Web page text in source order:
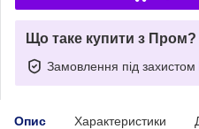
Що таке купити з Пром?
Замовлення під захистом
Опис Характеристики